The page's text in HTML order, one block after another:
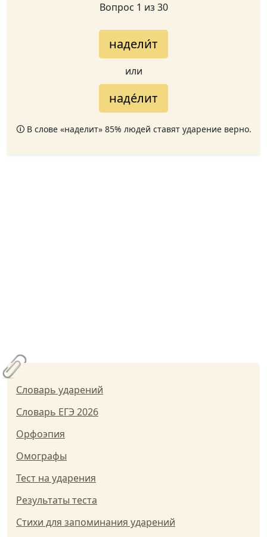
Вопрос 1 из 30
надели́т
или
наде́лит
🛈 В слове «наделит» 85% людей ставят ударение верно.
Словарь ударений
Словарь ЕГЭ 2026
Орфоэпия
Омографы
Тест на ударения
Результаты теста
Стихи для запоминания ударений